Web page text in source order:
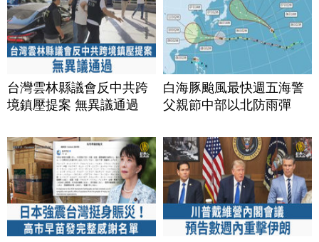
台灣雲林縣議會反中共跨
境鎮壓提案 無異議通過
白海豚颱風最快週五海警
父親節中部以北防雨彈